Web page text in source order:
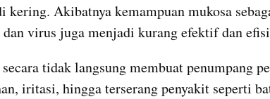
kering. Akibatnya kemampuan mukosa
virus juga menjadi kurang efektif dan
tidak langsung membuat penumpang
iritasi, hingga terserang penyakit seperti